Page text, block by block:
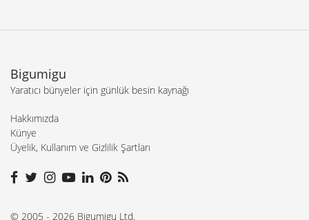
Bigumigu
Yaratıcı bünyeler için günlük besin kaynağı
Hakkımızda
Künye
Üyelik, Kullanım ve Gizlilik Şartları
© 2005 - 2026 Bigumigu Ltd.